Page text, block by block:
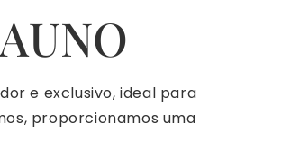
e exclusivo, ideal para
proporcionamos uma